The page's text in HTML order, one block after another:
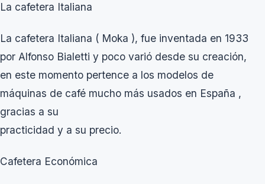
La cafetera Italiana
La cafetera Italiana ( Moka ), fue inventada en 1933
por Alfonso Bialetti y poco varió desde su creación,
en este momento pertence a los modelos de
máquinas de café mucho más usados en España ,
gracias a su
practicidad y a su precio.
Cafetera Económica